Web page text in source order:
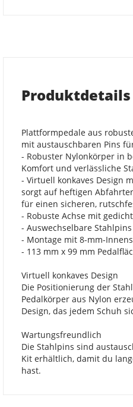
Produktdetails
Plattformpedale aus
mit austauschbaren Pins
- Robuster Nylonkörper in
Komfort und verlässliche
- Virtuell konkaves Design
sorgt auf heftigen
für einen sicheren,
- Robuste Achse mit
- Auswechselbare Stahlpins
- Montage mit 8-mm-
- 113 mm x 99 mm
Virtuell konkaves Design
Die Positionierung der
Pedalkörper aus Nylon
Design, das jedem Schuh
Wartungsfreundlich
Die Stahlpins sind
Kit erhältlich, damit du
hast.